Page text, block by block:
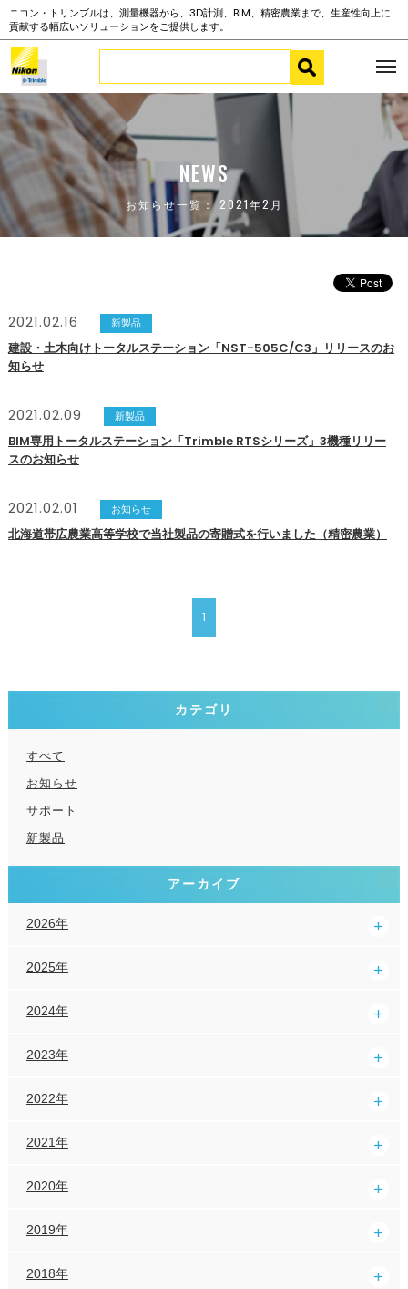
ニコン・トリンブルは、測量機器から、3D計測、BIM、精密農業まで、生産性向上に
貢献する幅広いソリューションをご提供します。
NEWS
お知らせ一覧： 2021年2月
2021.02.16 新製品
建設・土木向けトータルステーション「NST-505C/C3」リリースのお
知らせ
2021.02.09 新製品
BIM専用トータルステーション「Trimble RTSシリーズ」3機種リリー
スのお知らせ
2021.02.01 お知らせ
北海道帯広農業高等学校で当社製品の寄贈式を行いました（精密農業）
1
カテゴリ
すべて
お知らせ
サポート
新製品
アーカイブ
2026年
2025年
2024年
2023年
2022年
2021年
2020年
2019年
2018年